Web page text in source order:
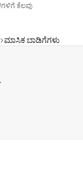
ಕೆಲವು
ಮಾಸಿಕ ಬಾಡಿಗೆಗಳು